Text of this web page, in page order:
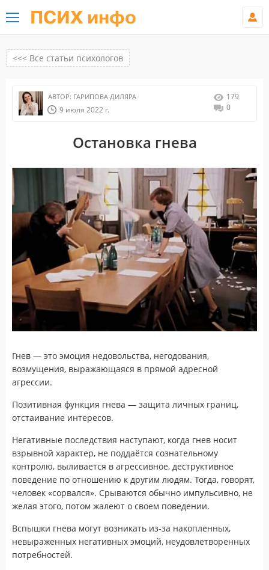
ПСИХ инфо
<<< Все статьи психологов
АВТОР: ГАРИПОВА ДИЛЯРА
9 июля 2022 г.
179
0
Остановка гнева
Гнев — это эмоция недовольства, негодования,
возмущения, выражающаяся в прямой адресной
агрессии.
Позитивная функция гнева — защита личных границ,
отстаивание интересов.
Негативные последствия наступают, когда гнев носит
взрывной характер, не поддаётся сознательному
контролю, выливается в агрессивное, деструктивное
поведение по отношению к другим людям. Тогда, говорят,
человек «сорвался». Срываются обычно импульсивно, не
желая этого, потом жалеют о своем поведении.
Вспышки гнева могут возникать из-за накопленных,
невыраженных негативных эмоций, неудовлетворенных
потребностей.